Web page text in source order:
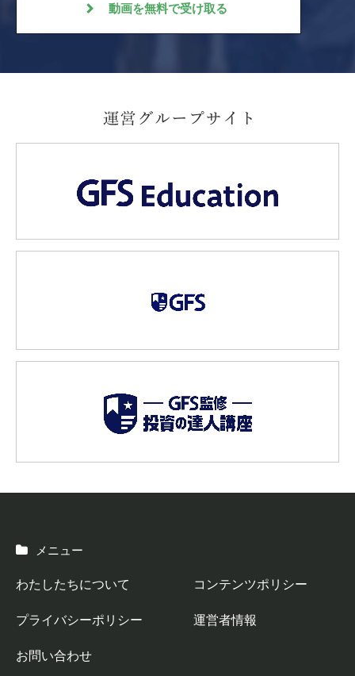
動画を無料で受け取る
メニュー
わたしたちについて コンテンツポリシー
プライバシーポリシー 運営者情報
お問い合わせ